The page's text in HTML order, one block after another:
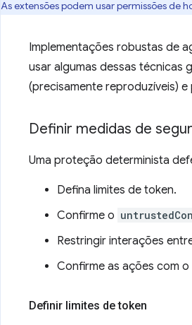
As extensões podem usar permissões de
Implementações robustas de
usar algumas dessas técnicas
(precisamente reproduzíveis)
Definir medidas de
Uma proteção determinista
Defina limites de token.
Confirme o
Restringir interações
Confirme as ações com o
Definir limites de token